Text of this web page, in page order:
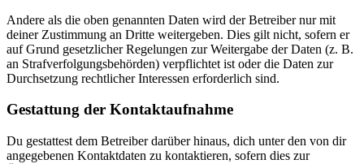
Andere als die oben genannten Daten wird der Betreiber nur mit
deiner Zustimmung an Dritte weitergeben. Dies gilt nicht, sofern er
auf Grund gesetzlicher Regelungen zur Weitergabe der Daten (z. B.
an Strafverfolgungsbehörden) verpflichtet ist oder die Daten zur
Durchsetzung rechtlicher Interessen erforderlich sind.
Gestattung der Kontaktaufnahme
Du gestattest dem Betreiber darüber hinaus, dich unter den von dir
angegebenen Kontaktdaten zu kontaktieren, sofern dies zur